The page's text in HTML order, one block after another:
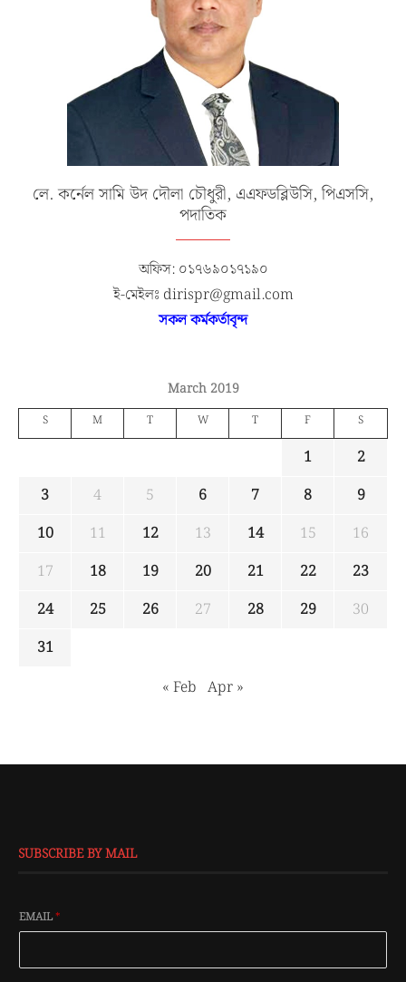
লে. কর্নেল সামি উদ দৌলা চৌধুরী, এএফডব্লিউসি, পিএসসি,
পদাতিক
অফিস: ০১৭৬৯০১৭১৯০
ই-মেইলঃ dirispr@gmail.com
সকল কর্মকর্তাবৃন্দ
March 2019
S M T W T F S
1
2
3
4 5 6 7 8
9
10
11 12 13 14 15
16
17
18 19 20 21 22
23
24
25 26 27 28 29
30
31
« Feb Apr »
SUBSCRIBE BY MAIL
EMAIL*